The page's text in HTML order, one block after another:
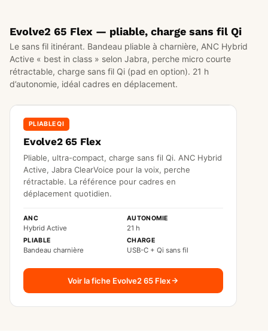
Evolve2 65 Flex — pliable, charge sans fil Qi
Le sans fil itinérant. Bandeau pliable à charnière, ANC Hybrid
Active « best in class » selon Jabra, perche micro courte
rétractable, charge sans fil Qi (pad en option). 21 h
d’autonomie, idéal cadres en déplacement.
PLIABLE QI
Evolve2 65 Flex
Pliable, ultra-compact, charge sans fil Qi. ANC Hybrid
Active, Jabra ClearVoice pour la voix, perche
rétractable. La référence pour cadres en
déplacement quotidien.
ANC
Hybrid Active
AUTONOMIE
21 h
PLIABLE
Bandeau charnière
CHARGE
USB-C + Qi sans fil
Voir la fiche Evolve2 65 Flex